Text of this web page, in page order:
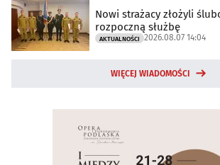
Nowi strażacy złożyli
rozpoczną służbę
AKTUALNOŚCI 2026.08.07 14:04
WIĘCEJ WIADOMOŚCI